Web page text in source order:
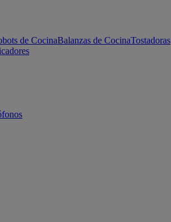
de CocinaBalanzas de CocinaTostadoras